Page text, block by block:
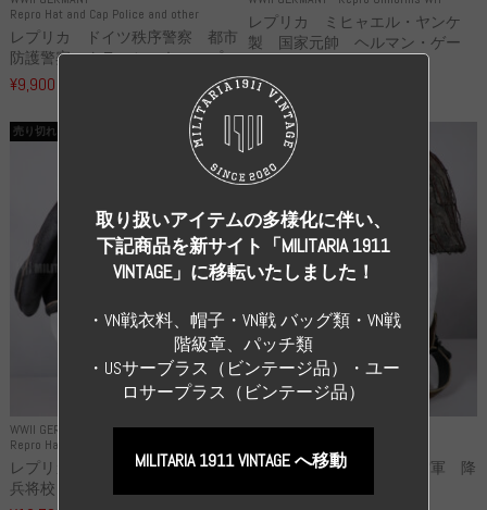
Repro Hat and Cap Police and other
レプリカ ドイツ秩序警察 都市
防護警察 クラッシュキャップ...
¥9,900
レプリカ ミヒャエル・ヤンケ
製 国家元帥 ヘルマン・ゲー
¥55,000
WWII GERMANY
Repro Hat and Cap SS and WSS
売り切れ
レプリカ 武装親衛隊 WSS 歩
兵将校 クラッシュキャップ ...
WWII GERMANY
売り切れ
高品質レプリカ ドイツ空軍 降
取り扱いアイテムの多様化に伴い、
下記商品を新サイト「MILITARIA 1911
VINTAGE」に移転いたしました！
・VN戦衣料、帽子・VN戦 バッグ類・VN戦
階級章、パッチ類
・USサーブラス（ビンテージ品）・ユー
ロサープラス（ビンテージ品）
MILITARIA 1911 VINTAGE へ移動